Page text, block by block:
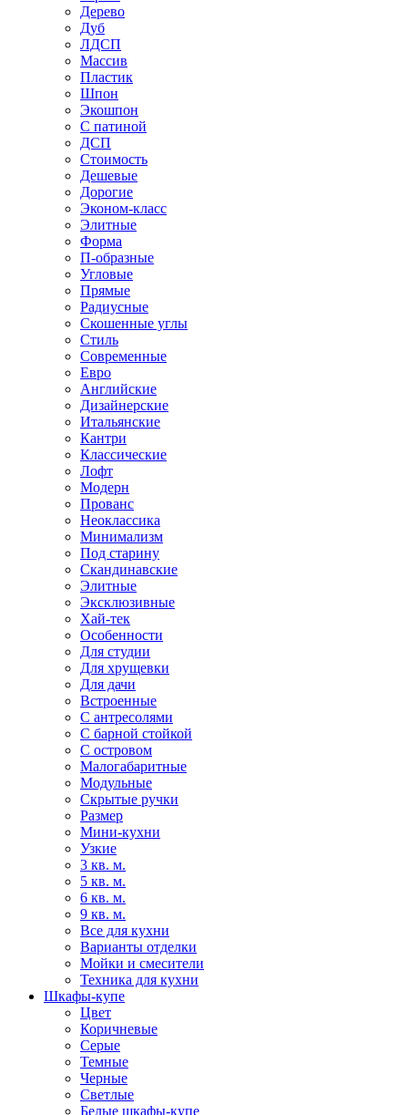
Дерево
Дуб
ЛДСП
Массив
Пластик
Шпон
Экошпон
С патиной
ДСП
Стоимость
Дешевые
Дорогие
Эконом-класс
Элитные
Форма
П-образные
Угловые
Прямые
Радиусные
Скошенные углы
Стиль
Современные
Евро
Английские
Дизайнерские
Итальянские
Кантри
Классические
Лофт
Модерн
Прованс
Неоклассика
Минимализм
Под старину
Скандинавские
Элитные
Эксклюзивные
Хай-тек
Особенности
Для студии
Для хрущевки
Для дачи
Встроенные
С антресолями
С барной стойкой
С островом
Малогабаритные
Модульные
Скрытые ручки
Размер
Мини-кухни
Узкие
3 кв. м.
5 кв. м.
6 кв. м.
9 кв. м.
Все для кухни
Варианты отделки
Мойки и смесители
Техника для кухни
Шкафы-купе
Цвет
Коричневые
Серые
Темные
Черные
Светлые
Белые шкафы-купе